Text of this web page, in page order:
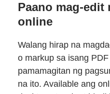
Paano mag-edit
online
Walang hirap na
o markup sa isang
pamamagitan ng
na ito. Available ang